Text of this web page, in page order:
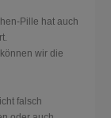
Pille hat auch
wir die
falsch